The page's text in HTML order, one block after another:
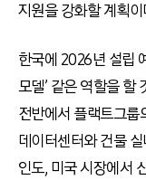
지원을 강화할 계획이
한국에 2026년 설립
모델’ 같은 역할을 할
전반에서 플랙트그룹
데이터센터와 건물
인도, 미국 시장에서